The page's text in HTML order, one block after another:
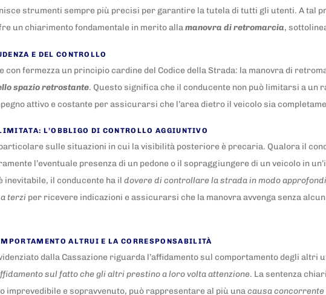
strumenti sempre più precisi per garantire la tutela di tutti gli utenti. A tal
un chiarimento fondamentale in merito allamanovra di retromarcia,
E DEL CONTROLLO
con fermezza un principio cardine del Codice della Strada: la manovra di
spazio retrostante. Questo significa che il conducente non può limitarsi a un
attivo e costante per assicurarsi che l’area dietro il veicolo sia
L’OBBLIGO DI CONTROLLO AGGIUNTIVO
sulle situazioni in cui la visibilità posteriore è precaria. Qualora il
l’eventuale presenza di un pedone o il sopraggiungere di un veicolo in
inevitabile, il conducente ha il dovere di controllare la strada in modo
terzi per ricevere indicazioni e assicurarsi che la manovra avvenga senza
ALTRUI E LA CORRESPONSABILITÀ
dalla Cassazione riguarda l’affidamento sul comportamento degli altri
sul fatto che gli altri prestino a loro volta attenzione. La sentenza
imprevedibile e sopravvenuto, può rappresentare al più unacausa concorrente